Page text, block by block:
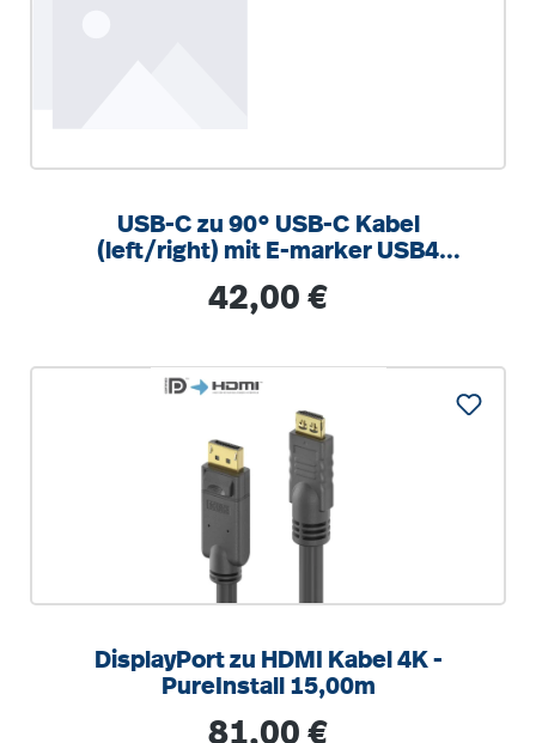
USB-C zu 90° USB-C Kabel
(left/right) mit E-marker USB4
2.00m
Regulärer Preis:
42,00 €
DisplayPort zu HDMI Kabel 4K -
PureInstall 15,00m
Regulärer Preis:
81,00 €